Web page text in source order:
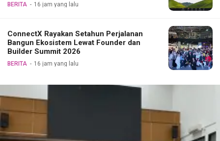
BERITA 16 jam yang lalu
ConnectX Rayakan Setahun Perjalanan
Bangun Ekosistem Lewat Founder dan
Builder Summit 2026
BERITA 16 jam yang lalu